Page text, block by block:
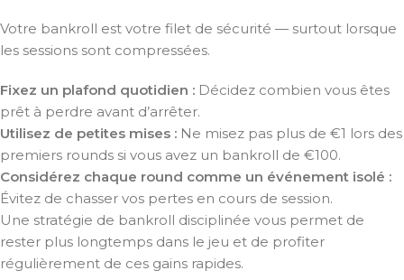
Votre bankroll est votre filet de sécurité — surtout lorsque
les sessions sont compressées.
Fixez un plafond quotidien : Décidez combien vous êtes
prêt à perdre avant d’arrêter.
Utilisez de petites mises : Ne misez pas plus de €1 lors des
premiers rounds si vous avez un bankroll de €100.
Considérez chaque round comme un événement isolé :
Évitez de chasser vos pertes en cours de session.
Une stratégie de bankroll disciplinée vous permet de
rester plus longtemps dans le jeu et de profiter
régulièrement de ces gains rapides.